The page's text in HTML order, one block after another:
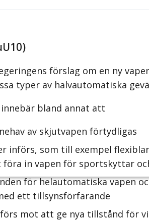
förslag om en ny
typer av halv­automatiska
innebär bland annat att
av skjutvapen förtydligas
införs, som till exempel
in vapen för sportskyttar
för helautomatiska vapen
ett tillsynsförfarande
mot att ge nya tillstånd för